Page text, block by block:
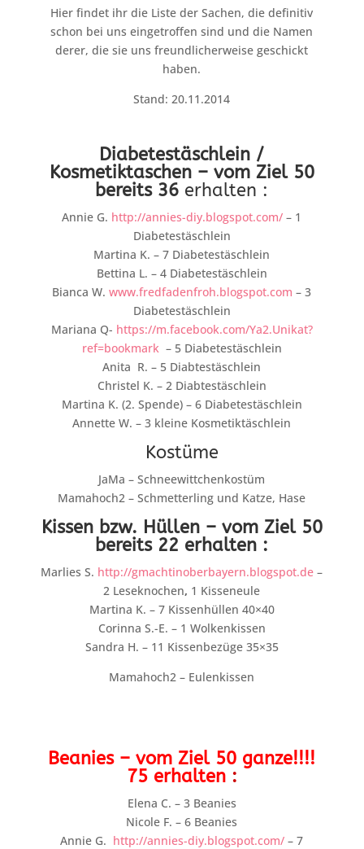
Hier findet ihr die Liste der Sachen, die definitiv
schon bei uns eingetroffen sind und die Namen
derer, die sie uns freundlicherweise geschickt
haben.
Stand: 20.11.2014
Diabetestäschlein /
Kosmetiktaschen – vom Ziel 50
bereits 36 erhalten :
Annie G. http://annies-diy.blogspot.com/ – 1
Diabetestäschlein
Martina K. – 7 Diabetestäschlein
Bettina L. – 4 Diabetestäschlein
Bianca W.www.fredfadenfroh.blogspot.com – 3
Diabetestäschlein
Mariana Q- https://m.facebook.com/Ya2.Unikat?
ref=bookmark – 5 Diabetestäschlein
Anita R. – 5 Diabtestäschlein
Christel K. – 2 Diabtestäschlein
Martina K. (2. Spende) – 6 Diabetestäschlein
Annette W. – 3 kleine Kosmetiktäschlein
Kostüme
JaMa – Schneewittchenkostüm
Mamahoch2 – Schmetterling und Katze, Hase
Kissen bzw. Hüllen – vom Ziel 50
bereits 22 erhalten :
Marlies S. http://gmachtinoberbayern.blogspot.de –
2 Leseknochen, 1 Kisseneule
Martina K. – 7 Kissenhüllen 40×40
Corinna S.-E. – 1 Wolkenkissen
Sandra H. – 11 Kissenbezüge 35×35
Mamahoch2 – Eulenkissen
Beanies – vom Ziel 50 ganze!!!!
75 erhalten:
Elena C. – 3 Beanies
Nicole F. – 6 Beanies
Annie G. http://annies-diy.blogspot.com/ – 7